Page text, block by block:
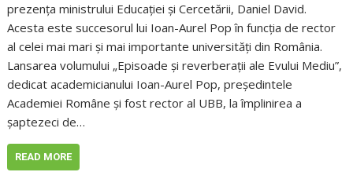
prezența ministrului Educației și Cercetării, Daniel David.
Acesta este succesorul lui Ioan-Aurel Pop în funcția de rector
al celei mai mari și mai importante universități din România.
Lansarea volumului „Episoade și reverberații ale Evului Mediu”,
dedicat academicianului Ioan-Aurel Pop, președintele
Academiei Române și fost rector al UBB, la împlinirea a
șaptezeci de…
READ MORE